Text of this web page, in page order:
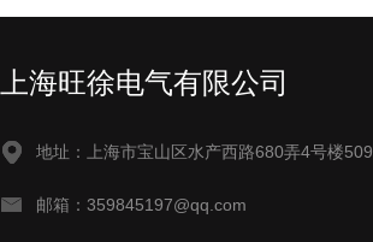
上海旺徐电气有限公司
地址：上海市宝山区水产西路680弄4号楼509
邮箱：359845197@qq.com